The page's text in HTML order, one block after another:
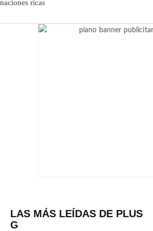
LAS MÁS LEÍDAS DE PLUS
G